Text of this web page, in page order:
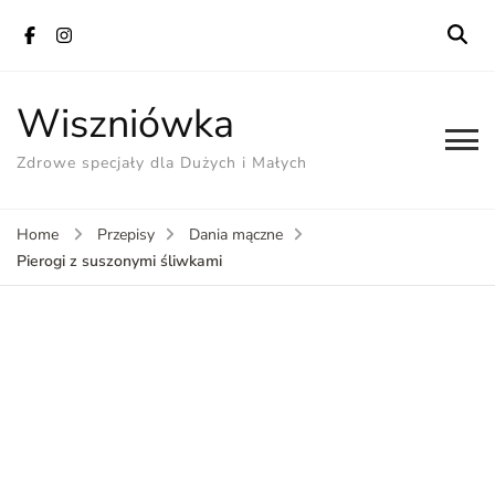
Wiszniówka
Zdrowe specjały dla Dużych i Małych
Home Przepisy
Dania mączne
Pierogi z suszonymi śliwkami